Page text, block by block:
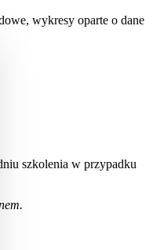
wykresy oparte o dane
szkolenia w przypadku